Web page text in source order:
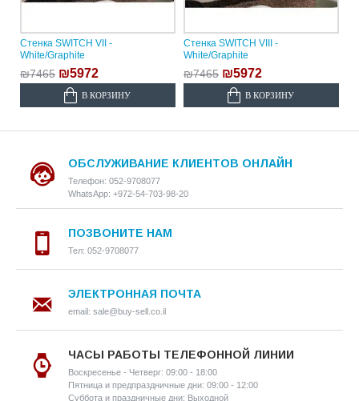
Стенка SWITCH VII -
White/Graphite
₪7465 ₪5972
В КОРЗИНУ
Стенка SWITCH VIII -
White/Graphite
₪7465 ₪5972
В КОРЗИНУ
ОБСЛУЖИВАНИЕ КЛИЕНТОВ ОНЛАЙН
Телефон: 052-9708077
WhatsApp: +972-54-703-98-20
ПОЗВОНИТЕ НАМ
Тел: 052-9708077
ЭЛЕКТРОННАЯ ПОЧТА
email: sale@buy-sell.co.il
ЧАСЫ РАБОТЫ ТЕЛЕФОННОЙ ЛИНИИ
Воскресенье - Четверг: 09:00 - 18:00
Пятница и предпраздничные дни: 09:00 - 12:00
Суббота и праздничные дни: Выходной